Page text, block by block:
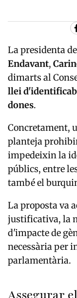
La presidenta
Endavant,
dimarts al
llei
dones.
Concretament,
planteja
impedeixin la
públics, entre
també el
La proposta va
justificativa, la
d'impacte de
necessària per
parlamentària.